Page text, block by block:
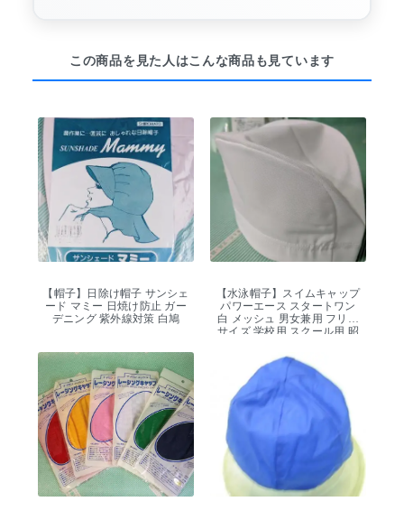
この商品を見た人はこんな商品も見ています
【帽子】日除け帽子 サンシェ
ード マミー 日焼け防止 ガー
デニング 紫外線対策 白鳩
【水泳帽子】スイムキャップ
パワーエース スタートワン
白 メッシュ 男女兼用 フリー
サイズ 学校用 スクール用 昭